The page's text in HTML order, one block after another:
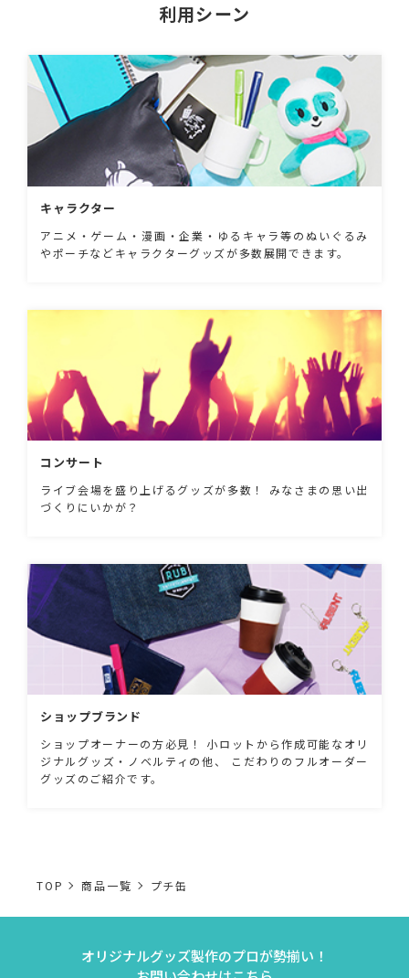
利用シーン
キャラクター
アニメ・ゲーム・漫画・企業・ゆるキャラ等のぬいぐるみ
やポーチなどキャラクターグッズが多数展開できます。
コンサート
ライブ会場を盛り上げるグッズが多数！ みなさまの思い出
づくりにいかが？
ショップブランド
ショップオーナーの方必見！ 小ロットから作成可能なオリ
ジナルグッズ・ノベルティの他、 こだわりのフルオーダー
グッズのご紹介です。
TOP 商品一覧 プチ缶
オリジナルグッズ製作のプロが勢揃い！